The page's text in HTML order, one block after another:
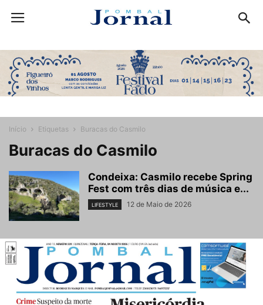
Início Etiquetas Buracas do Casmilo
Buracas do Casmilo
Condeixa: Casmilo recebe Spring
Fest com três dias de música e...
LIFESTYLE 12 de Maio de 2026